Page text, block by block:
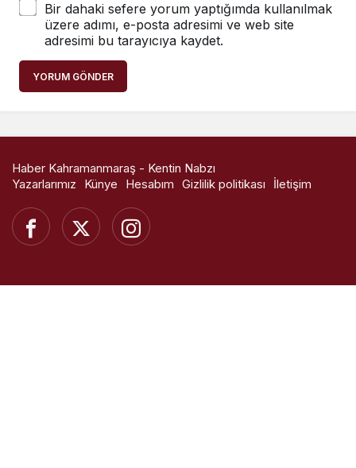
Bir dahaki sefere yorum yaptığımda kullanılmak
üzere adımı, e-posta adresimi ve web site
adresimi bu tarayıcıya kaydet.
YORUM GÖNDER
Haber Kahramanmaraş - Kentin Nabzı
Yazarlarımız
Künye Hesabım Gizlilik politikası İletişim